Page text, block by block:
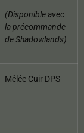
(Disponible avec
la précommande
de Shadowlands)
Mêlée Cuir DPS